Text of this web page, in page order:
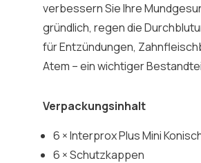
verbessern Sie Ihre
gründlich, regen die
für Entzündungen,
Atem – ein wichtiger
Verpackungsinhalt
6 × Interprox Plus Mini
6 × Schutzkappen